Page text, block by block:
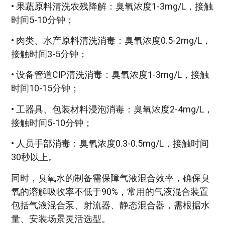
• 果蔬原料清洗农残降解：臭氧浓度1-3mg/L，接触
时间5-10分钟；
• 肉类、水产原料清洗消毒：臭氧浓度0.5-2mg/L，
接触时间3-5分钟；
• 设备管道CIP清洗消毒：臭氧浓度1-3mg/L，接触
时间10-15分钟；
• 工器具、包装材料浸泡消毒：臭氧浓度2-4mg/L，
接触时间5-10分钟；
• 人员手部消毒：臭氧浓度0.3-0.5mg/L，接触时间
30秒以上。
同时，臭氧水的制备需保障气液混合效率，确保臭
氧的溶解吸收率不低于90%，常用的气液混合装置
包括气液混合泵、射流器、静态混合器，需根据水
量、安装场景灵活选型。